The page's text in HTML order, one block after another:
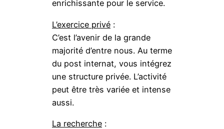
enrichissante pour le service.
L’exercice privé :
C’est l’avenir de la grande
majorité d’entre nous. Au terme
du post internat, vous intégrez
une structure privée. L’activité
peut être très variée et intense
aussi.
La recherche :